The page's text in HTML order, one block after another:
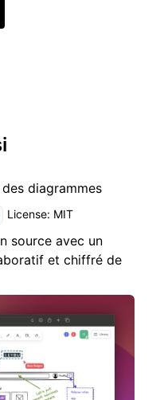
diagrammes
License: MIT
source avec un
et chiffré de